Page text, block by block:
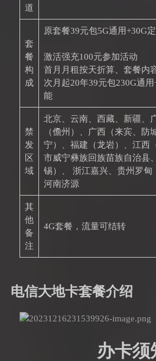
道
套
餐
构
成
原套餐39元包5G通用+30G
激活强充100元参加活动
首月月租按天折算、套餐内
次月起20年39元包230G通
能
禁
发
区
域
北京、云南、西藏、新疆、
（儋州）、广西（来宾、防
宁）、福建（龙岩）、江西
市威宁彝族回族苗族自治县
锡）、 浙江嘉兴、贵州罗甸
河南济源
其
他
备
注
4G套餐，流量可结转
电信大地卡套餐介绍
办卡须